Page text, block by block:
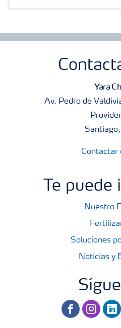
Yara
Av. Pedro de
Contactar
Te puede
Nuestro
Soluciones
Noticias y
facebookinstagram